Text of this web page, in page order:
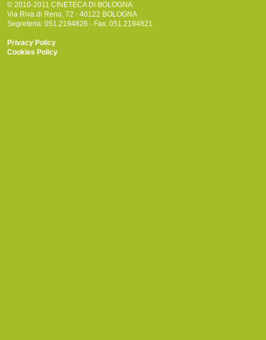
© 2010-2011 CINETECA DI BOLOGNA
Via Riva di Reno, 72 - 40122 BOLOGNA
Segreteria: 051.2194826 - Fax: 051.2194821
Privacy Policy
Cookies Policy